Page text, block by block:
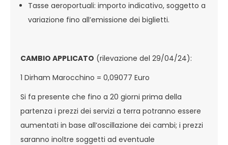
Tasse aeroportuali: importo indicativo, soggetto a
variazione fino all’emissione dei biglietti.
CAMBIO APPLICATO (rilevazione del 29/04/24):
1 Dirham Marocchino = 0,09077 Euro
Si fa presente che fino a 20 giorni prima della
partenza i prezzi dei servizi a terra potranno essere
aumentati in base all’oscillazione dei cambi; i prezzi
saranno inoltre soggetti ad eventuale